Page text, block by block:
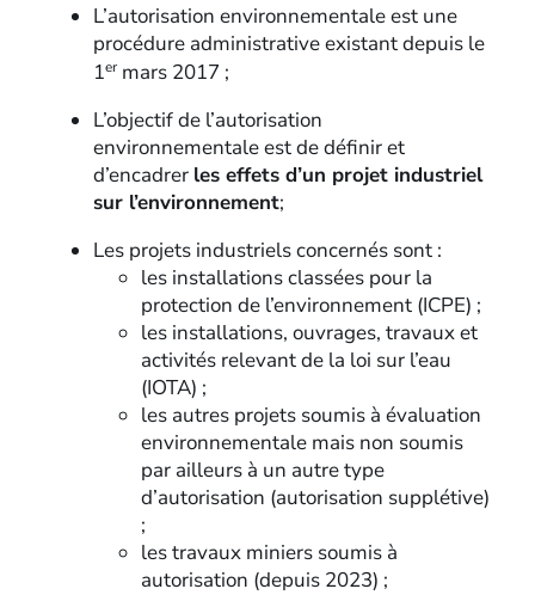
L’autorisation environnementale est une
procédure administrative existant depuis le
1ermars 2017 ;
L’objectif de l’autorisation
environnementale est de définir et
d’encadrer les effets d’un projet industriel
sur l’environnement;
Les projets industriels concernés sont :
les installations classées pour la
protection de l’environnement (ICPE) ;
les installations, ouvrages, travaux et
activités relevant de la loi sur l’eau
(IOTA) ;
les autres projets soumis à évaluation
environnementale mais non soumis
par ailleurs à un autre type
d’autorisation (autorisation supplétive)
;
les travaux miniers soumis à
autorisation (depuis 2023) ;